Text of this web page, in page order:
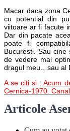
Macar daca zona
cu potential din
viitoare ar fi facute
Dar din pacate
poate fi
Bucuresti. Sau
de vedere mai
dragul meu…sau al
A se citi si :Acum
Cernica-1970.
Articole